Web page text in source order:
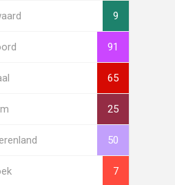
9
91
65
25
50
7